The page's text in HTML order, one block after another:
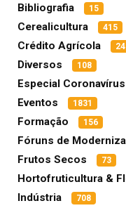
Bibliografia 15
Cerealicultura 415
Crédito Agrícola
Diversos 108
Especial Coronavírus
Eventos 1831
Formação 156
Fóruns de
Frutos Secos 73
Hortofruticultura &
Indústria 708